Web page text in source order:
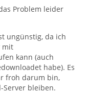
Problem leider
ungünstig, da ich
mit
kann (auch
habe). Es
froh darum bin,
Server bleiben.